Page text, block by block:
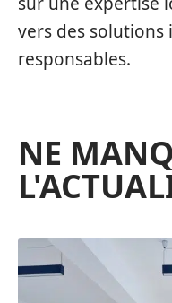
vers des solutions
responsables.
NE